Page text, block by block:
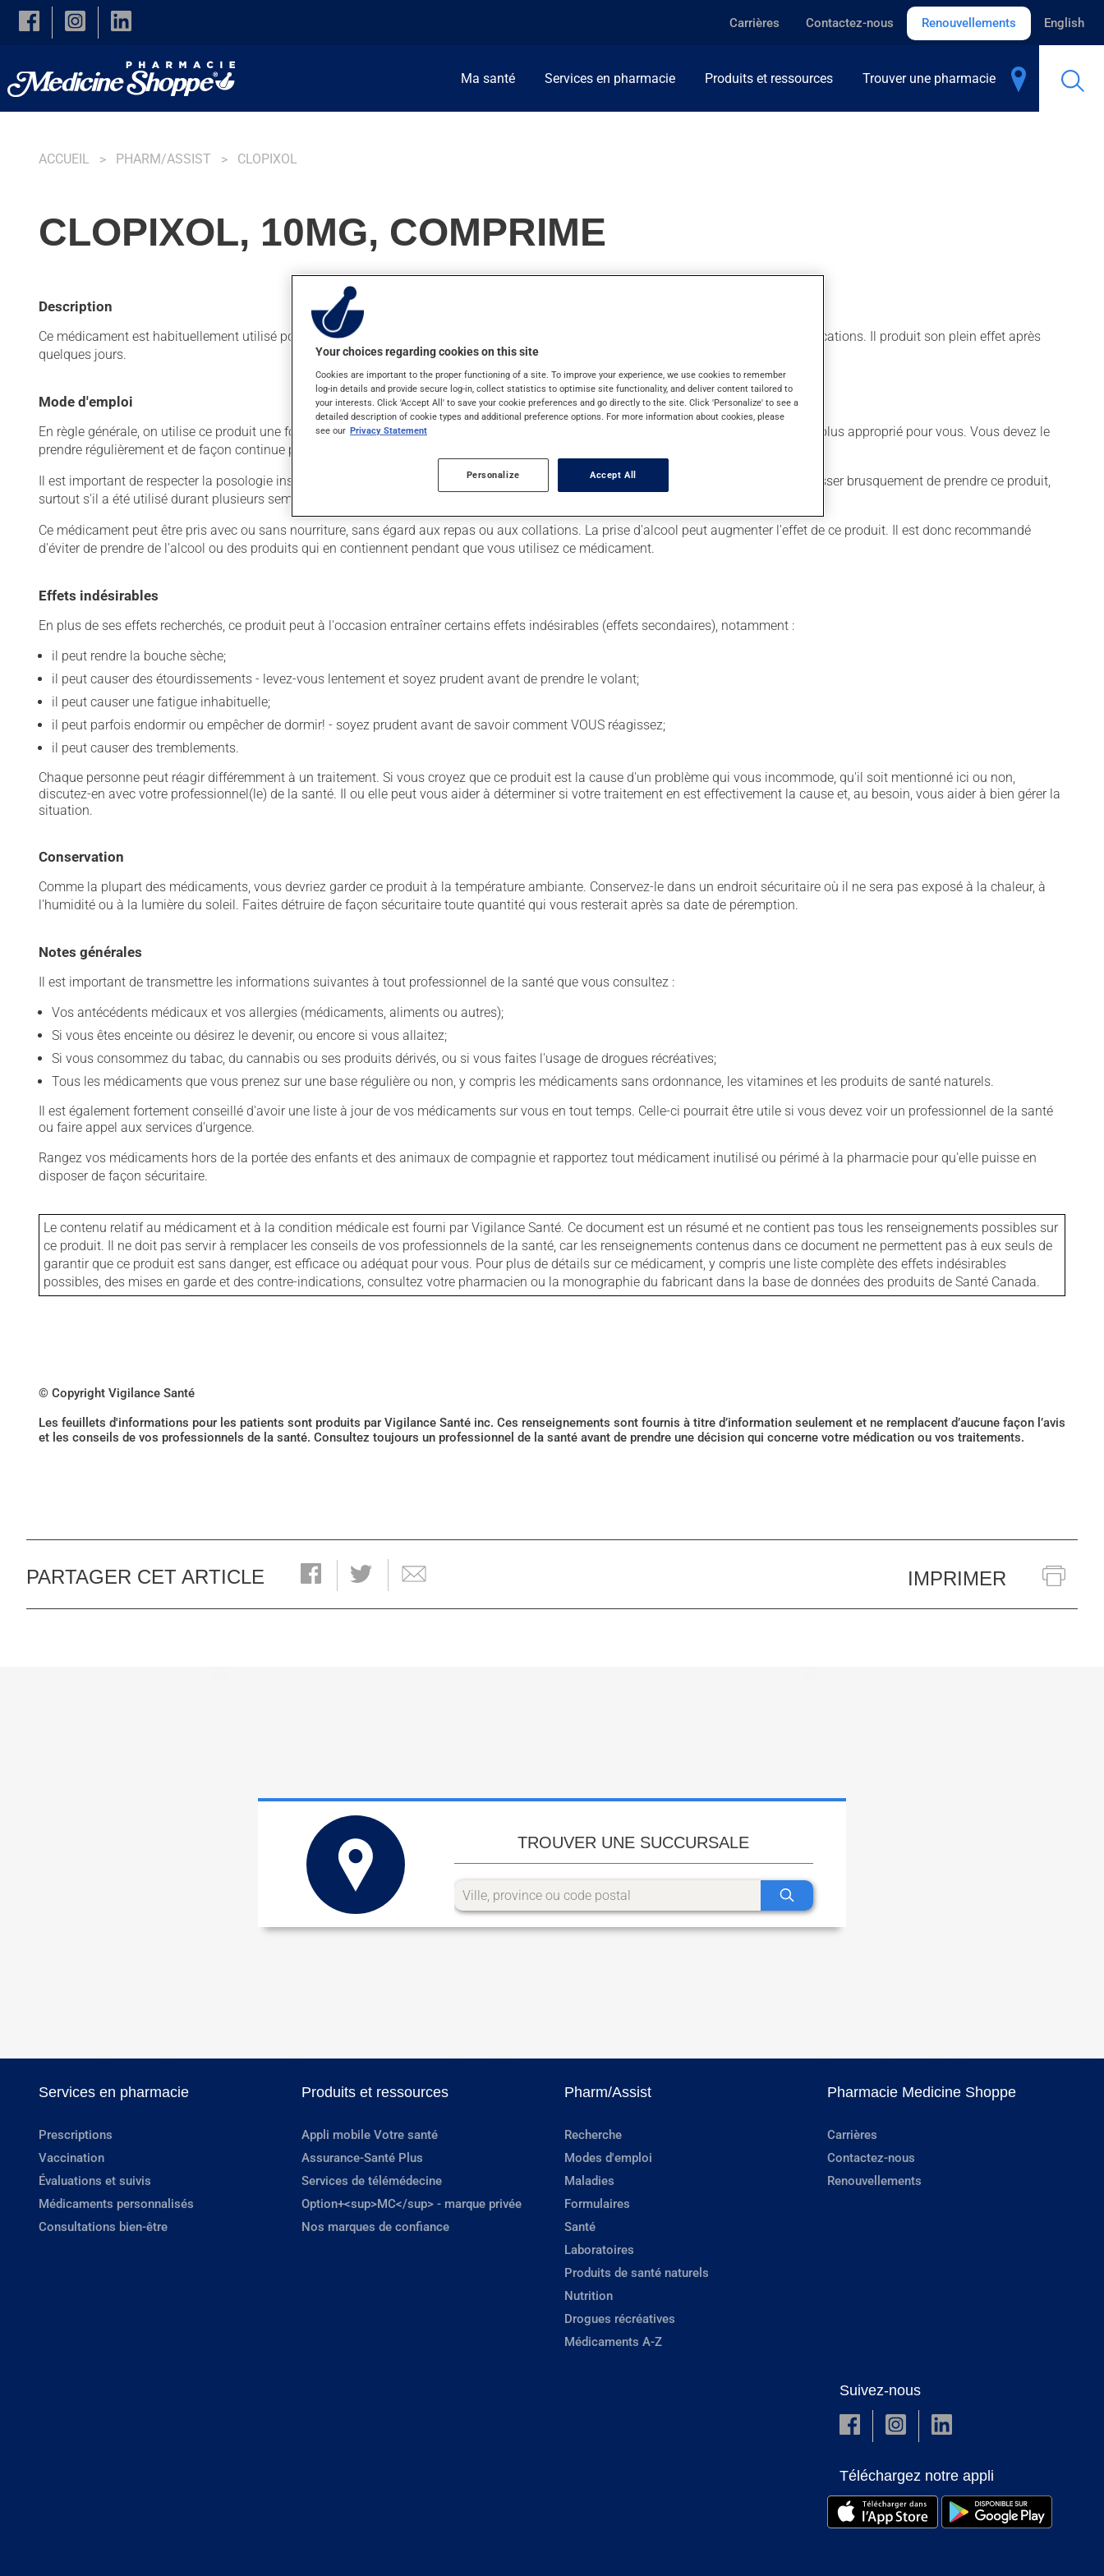
Skip to main content
Carrières Contactez-nous Renouvellements English
Ma santé Services en pharmacie Produits et ressources Trouver une pharmacie
ACCUEIL PHARM/ASSIST CLOPIXOL
CLOPIXOL, 10MG, COMPRIME
Description
Ce médicament est habituellement utilisé pour certains problèmes du système nerveux (psychose). On l'emploie aussi pour d'autres indications. Il produit son plein effet après
quelques jours.
Mode d'emploi
En règle générale, on utilise ce produit une fois par jour. Il est possible que votre pharmacien vous ait indiqué un horaire différent qui est plus approprié pour vous. Vous devez le
prendre régulièrement et de façon continue pour maintenir ses effets bénéfiques.
Il est important de respecter la posologie inscrite sur l'étiquette. N'en utilisez pas plus, ni plus souvent qu'indiqué. Il est déconseillé de cesser brusquement de prendre ce produit,
surtout s'il a été utilisé durant plusieurs semaines. Si vous voulez cesser de l'utiliser, discutez-en avec votre pharmacien.
Ce médicament peut être pris avec ou sans nourriture, sans égard aux repas ou aux collations. La prise d'alcool peut augmenter l'effet de ce produit. Il est donc recommandé
d'éviter de prendre de l'alcool ou des produits qui en contiennent pendant que vous utilisez ce médicament.
Effets indésirables
En plus de ses effets recherchés, ce produit peut à l'occasion entraîner certains effets indésirables (effets secondaires), notamment :
il peut rendre la bouche sèche;
il peut causer des étourdissements - levez-vous lentement et soyez prudent avant de prendre le volant;
il peut causer une fatigue inhabituelle;
il peut parfois endormir ou empêcher de dormir! - soyez prudent avant de savoir comment VOUS réagissez;
il peut causer des tremblements.
Chaque personne peut réagir différemment à un traitement. Si vous croyez que ce produit est la cause d'un problème qui vous incommode, qu'il soit mentionné ici ou non,
discutez-en avec votre professionnel(le) de la santé. Il ou elle peut vous aider à déterminer si votre traitement en est effectivement la cause et, au besoin, vous aider à bien gérer la
situation.
Conservation
Comme la plupart des médicaments, vous devriez garder ce produit à la température ambiante. Conservez-le dans un endroit sécuritaire où il ne sera pas exposé à la chaleur, à
l'humidité ou à la lumière du soleil. Faites détruire de façon sécuritaire toute quantité qui vous resterait après sa date de péremption.
Notes générales
Il est important de transmettre les informations suivantes à tout professionnel de la santé que vous consultez :
Vos antécédents médicaux et vos allergies (médicaments, aliments ou autres);
Si vous êtes enceinte ou désirez le devenir, ou encore si vous allaitez;
Si vous consommez du tabac, du cannabis ou ses produits dérivés, ou si vous faites l'usage de drogues récréatives;
Tous les médicaments que vous prenez sur une base régulière ou non, y compris les médicaments sans ordonnance, les vitamines et les produits de santé naturels.
Il est également fortement conseillé d'avoir une liste à jour de vos médicaments sur vous en tout temps. Celle-ci pourrait être utile si vous devez voir un professionnel de la santé
ou faire appel aux services d'urgence.
Rangez vos médicaments hors de la portée des enfants et des animaux de compagnie et rapportez tout médicament inutilisé ou périmé à la pharmacie pour qu'elle puisse en
disposer de façon sécuritaire.
Le contenu relatif au médicament et à la condition médicale est fourni par Vigilance Santé. Ce document est un résumé et ne contient pas tous les renseignements possibles sur
ce produit. Il ne doit pas servir à remplacer les conseils de vos professionnels de la santé, car les renseignements contenus dans ce document ne permettent pas à eux seuls de
garantir que ce produit est sans danger, est efficace ou adéquat pour vous. Pour plus de détails sur ce médicament, y compris une liste complète des effets indésirables
possibles, des mises en garde et des contre-indications, consultez votre pharmacien ou la monographie du fabricant dans la base de données des produits de Santé Canada.
© Copyright Vigilance Santé
Les feuillets d'informations pour les patients sont produits par Vigilance Santé inc. Ces renseignements sont fournis à titre d’information seulement et ne remplacent d’aucune façon l’avis
et les conseils de vos professionnels de la santé. Consultez toujours un professionnel de la santé avant de prendre une décision qui concerne votre médication ou vos traitements.
PARTAGER CET ARTICLE IMPRIMER
TROUVER UNE SUCCURSALE
Services en pharmacie
Prescriptions
Vaccination
Évaluations et suivis
Médicaments personnalisés
Consultations bien-être
Produits et ressources
Appli mobile Votre santé
Assurance-Santé Plus
Services de télémédecine
Option+<sup>MC</sup> - marque privée
Nos marques de confiance
Pharm/Assist
Recherche
Modes d'emploi
Maladies
Formulaires
Santé
Laboratoires
Produits de santé naturels
Nutrition
Drogues récréatives
Médicaments A-Z
Pharmacie Medicine Shoppe
Carrières
Contactez-nous
Renouvellements
Suivez-nous
Téléchargez notre appli
Your choices regarding cookies on this site
Cookies are important to the proper functioning of a site. To improve your experience, we use cookies to remember
log-in details and provide secure log-in, collect statistics to optimise site functionality, and deliver content tailored to
your interests. Click 'Accept All' to save your cookie preferences and go directly to the site. Click 'Personalize' to see a
detailed description of cookie types and additional preference options. For more information about cookies, please
see our Privacy Statement
Personalize Accept All